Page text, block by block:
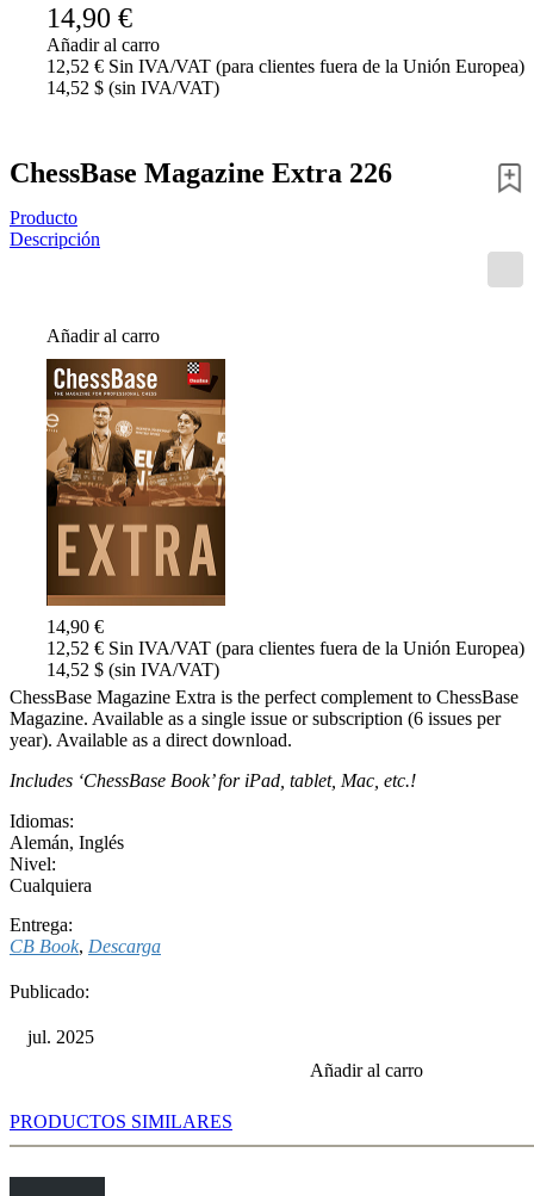
14,90 €
Añadir al carro
12,52 € Sin IVA/VAT (para clientes fuera de la Unión Europea)
14,52 $ (sin IVA/VAT)
ChessBase Magazine Extra 226
Producto
Descripción
Añadir al carro
14,90 €
12,52 € Sin IVA/VAT (para clientes fuera de la Unión Europea)
14,52 $ (sin IVA/VAT)
ChessBase Magazine Extra is the perfect complement to ChessBase
Magazine. Available as a single issue or subscription (6 issues per
year). Available as a direct download.
Includes ‘ChessBase Book’ for iPad, tablet, Mac, etc.!
Idiomas:
Alemán, Inglés
Nivel:
Cualquiera
Entrega:
CB Book, Descarga
Publicado:
jul. 2025
Añadir al carro
PRODUCTOS SIMILARES